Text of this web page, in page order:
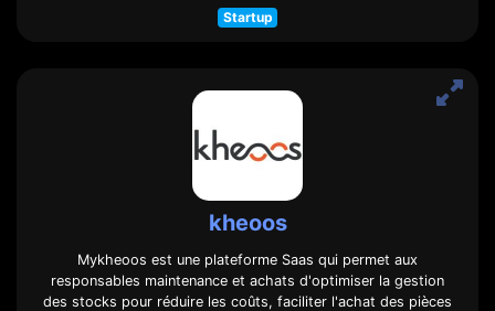
Startup
kheoos
Mykheoos est une plateforme Saas qui permet aux
responsables maintenance et achats d'optimiser la gestion
des stocks pour réduire les coûts, faciliter l'achat des pièces